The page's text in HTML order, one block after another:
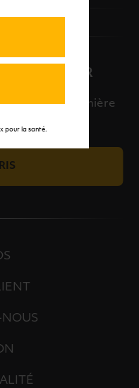
pour la santé.
en avant-première